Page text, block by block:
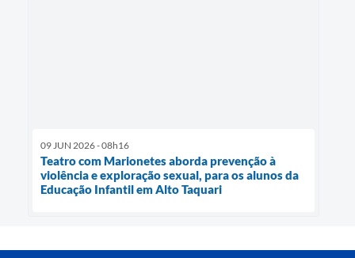
09 JUN 2026 - 08h16
Teatro com Marionetes aborda prevenção à
violência e exploração sexual, para os alunos da
Educação Infantil em Alto Taquari